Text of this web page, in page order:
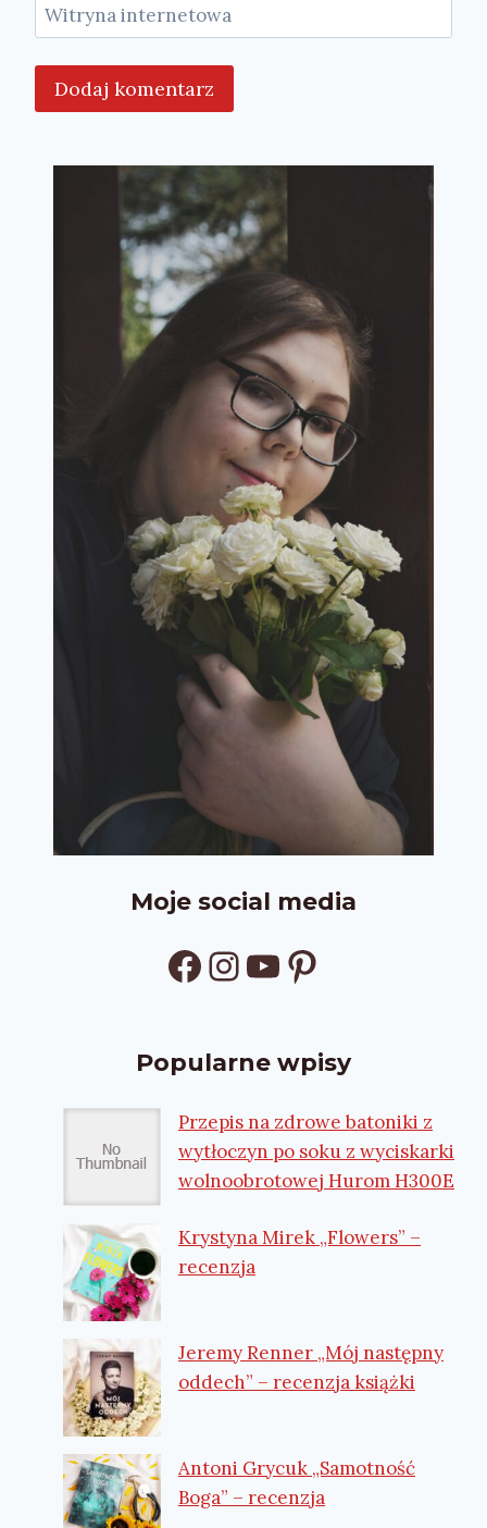
Witryna internetowa
Moje social media
Facebook
Instagram
YouTube
Pinterest
Popularne wpisy
Przepis na zdrowe batoniki z
wytłoczyn po soku z wyciskarki
wolnoobrotowej Hurom H300E
Krystyna Mirek „Flowers” –
recenzja
Jeremy Renner „Mój następny
oddech” – recenzja książki
Antoni Grycuk „Samotność
Boga” – recenzja